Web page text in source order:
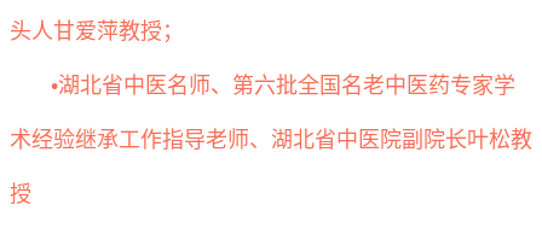
头人甘爱萍教授；
•湖北省中医名师、第六批全国名老中医药专家学
术经验继承工作指导老师、湖北省中医院副院长叶松教
授